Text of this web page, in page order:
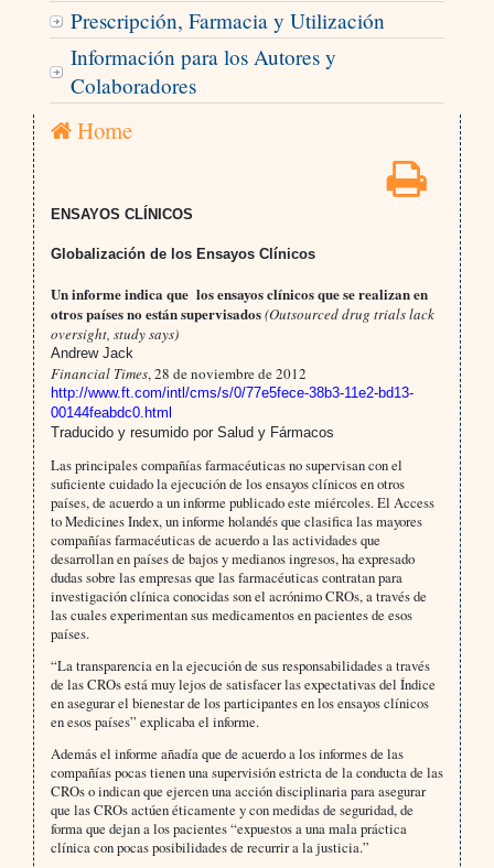
Prescripción, Farmacia y Utilización
Información para los Autores y
Colaboradores
Home
ENSAYOS CLÍNICOS
Globalización de los Ensayos Clínicos
Un informe indica que los ensayos clínicos que se realizan en
otros países no están supervisados(Outsourced drug trials lack
oversight, study says)
Andrew Jack
Financial Times, 28 de noviembre de 2012
http://www.ft.com/intl/cms/s/0/77e5fece-38b3-11e2-bd13-
00144feabdc0.html
Traducido y resumido por Salud y Fármacos
Las principales compañías farmacéuticas no supervisan con el
suficiente cuidado la ejecución de los ensayos clínicos en otros
países, de acuerdo a un informe publicado este miércoles. El Access
to Medicines Index, un informe holandés que clasifica las mayores
compañías farmacéuticas de acuerdo a las actividades que
desarrollan en países de bajos y medianos ingresos, ha expresado
dudas sobre las empresas que las farmacéuticas contratan para
investigación clínica conocidas son el acrónimo CROs, a través de
las cuales experimentan sus medicamentos en pacientes de esos
países.
“La transparencia en la ejecución de sus responsabilidades a través
de las CROs está muy lejos de satisfacer las expectativas del Índice
en asegurar el bienestar de los participantes en los ensayos clínicos
en esos países” explicaba el informe.
Además el informe añadía que de acuerdo a los informes de las
compañías pocas tienen una supervisión estricta de la conducta de las
CROs o indican que ejercen una acción disciplinaria para asegurar
que las CROs actúen éticamente y con medidas de seguridad, de
forma que dejan a los pacientes “expuestos a una mala práctica
clínica con pocas posibilidades de recurrir a la justicia.”